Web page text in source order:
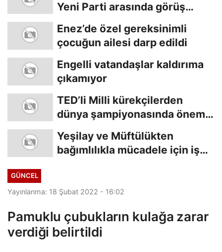
Yeni Parti arasında görüş
Enez’de özel gereksinimli
çocuğun ailesi darp edildi
Engelli vatandaşlar kaldırıma
çıkamıyor
TED’li Milli kürekçilerden
dünya şampiyonasında önemli
Yeşilay ve Müftülükten
bağımlılıkla mücadele için iş
GÜNCEL
Yayınlanma: 18 Şubat 2022 - 16:02
Pamuklu çubukların kulağa zarar
verdiği belirtildi